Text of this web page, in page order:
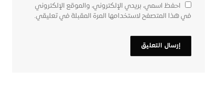
احفظ اسمي، بريدي الإلكتروني، والموقع الإلكتروني
في هذا المتصفح لاستخدامها المرة المقبلة في تعليقي.